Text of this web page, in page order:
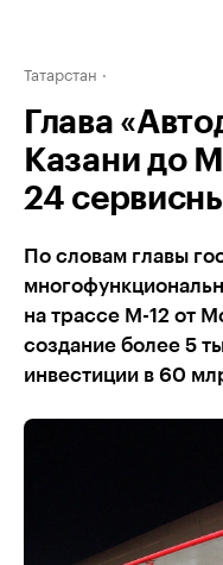
Татарстан
Глава
Казани до
24
По словам главы
на трассе М-12 от
создание более 5
инвестиции в 60